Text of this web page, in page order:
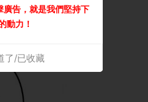
廣告，就是我們堅持下
動力！
了/已收藏